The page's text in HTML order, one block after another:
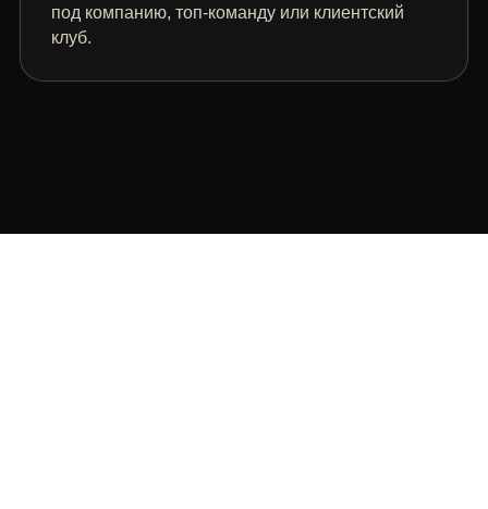
под компанию, топ-команду или клиентский
клуб.